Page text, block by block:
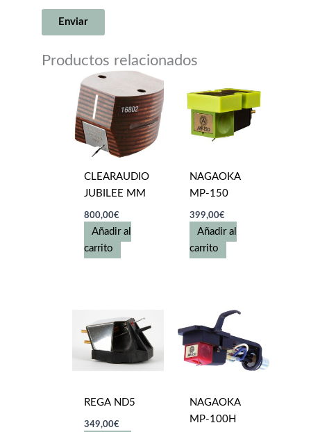
Productos relacionados
CLEARAUDIO
JUBILEE MM
800,00€
Añadir al
carrito
NAGAOKA
MP-150
399,00€
Añadir al
carrito
REGA ND5
349,00€
NAGAOKA
MP-100H